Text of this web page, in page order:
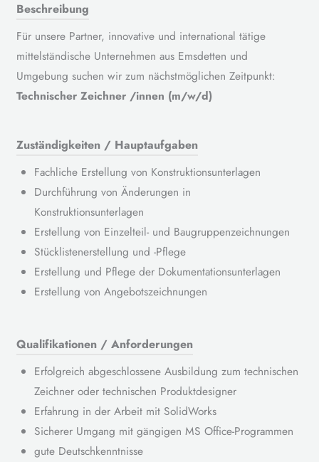
Beschreibung
Für unsere Partner, innovative und international tätige
mittelständische Unternehmen aus Emsdetten und
Umgebung suchen wir zum nächstmöglichen Zeitpunkt:
Technischer Zeichner /innen (m/w/d)
Zuständigkeiten / Hauptaufgaben
Fachliche Erstellung von Konstruktionsunterlagen
Durchführung von Änderungen in
Konstruktionsunterlagen
Erstellung von Einzelteil- und Baugruppenzeichnungen
Stücklistenerstellung und -Pflege
Erstellung und Pflege der Dokumentationsunterlagen
Erstellung von Angebotszeichnungen
Qualifikationen / Anforderungen
Erfolgreich abgeschlossene Ausbildung zum technischen
Zeichner oder technischen Produktdesigner
Erfahrung in der Arbeit mit SolidWorks
Sicherer Umgang mit gängigen MS Office-Programmen
gute Deutschkenntnisse